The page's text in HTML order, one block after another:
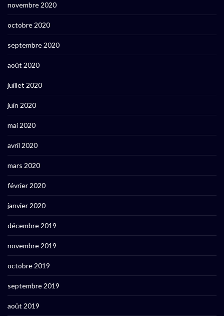
novembre 2020
octobre 2020
septembre 2020
août 2020
juillet 2020
juin 2020
mai 2020
avril 2020
mars 2020
février 2020
janvier 2020
décembre 2019
novembre 2019
octobre 2019
septembre 2019
août 2019